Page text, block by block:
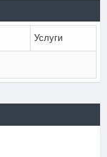
Услуги